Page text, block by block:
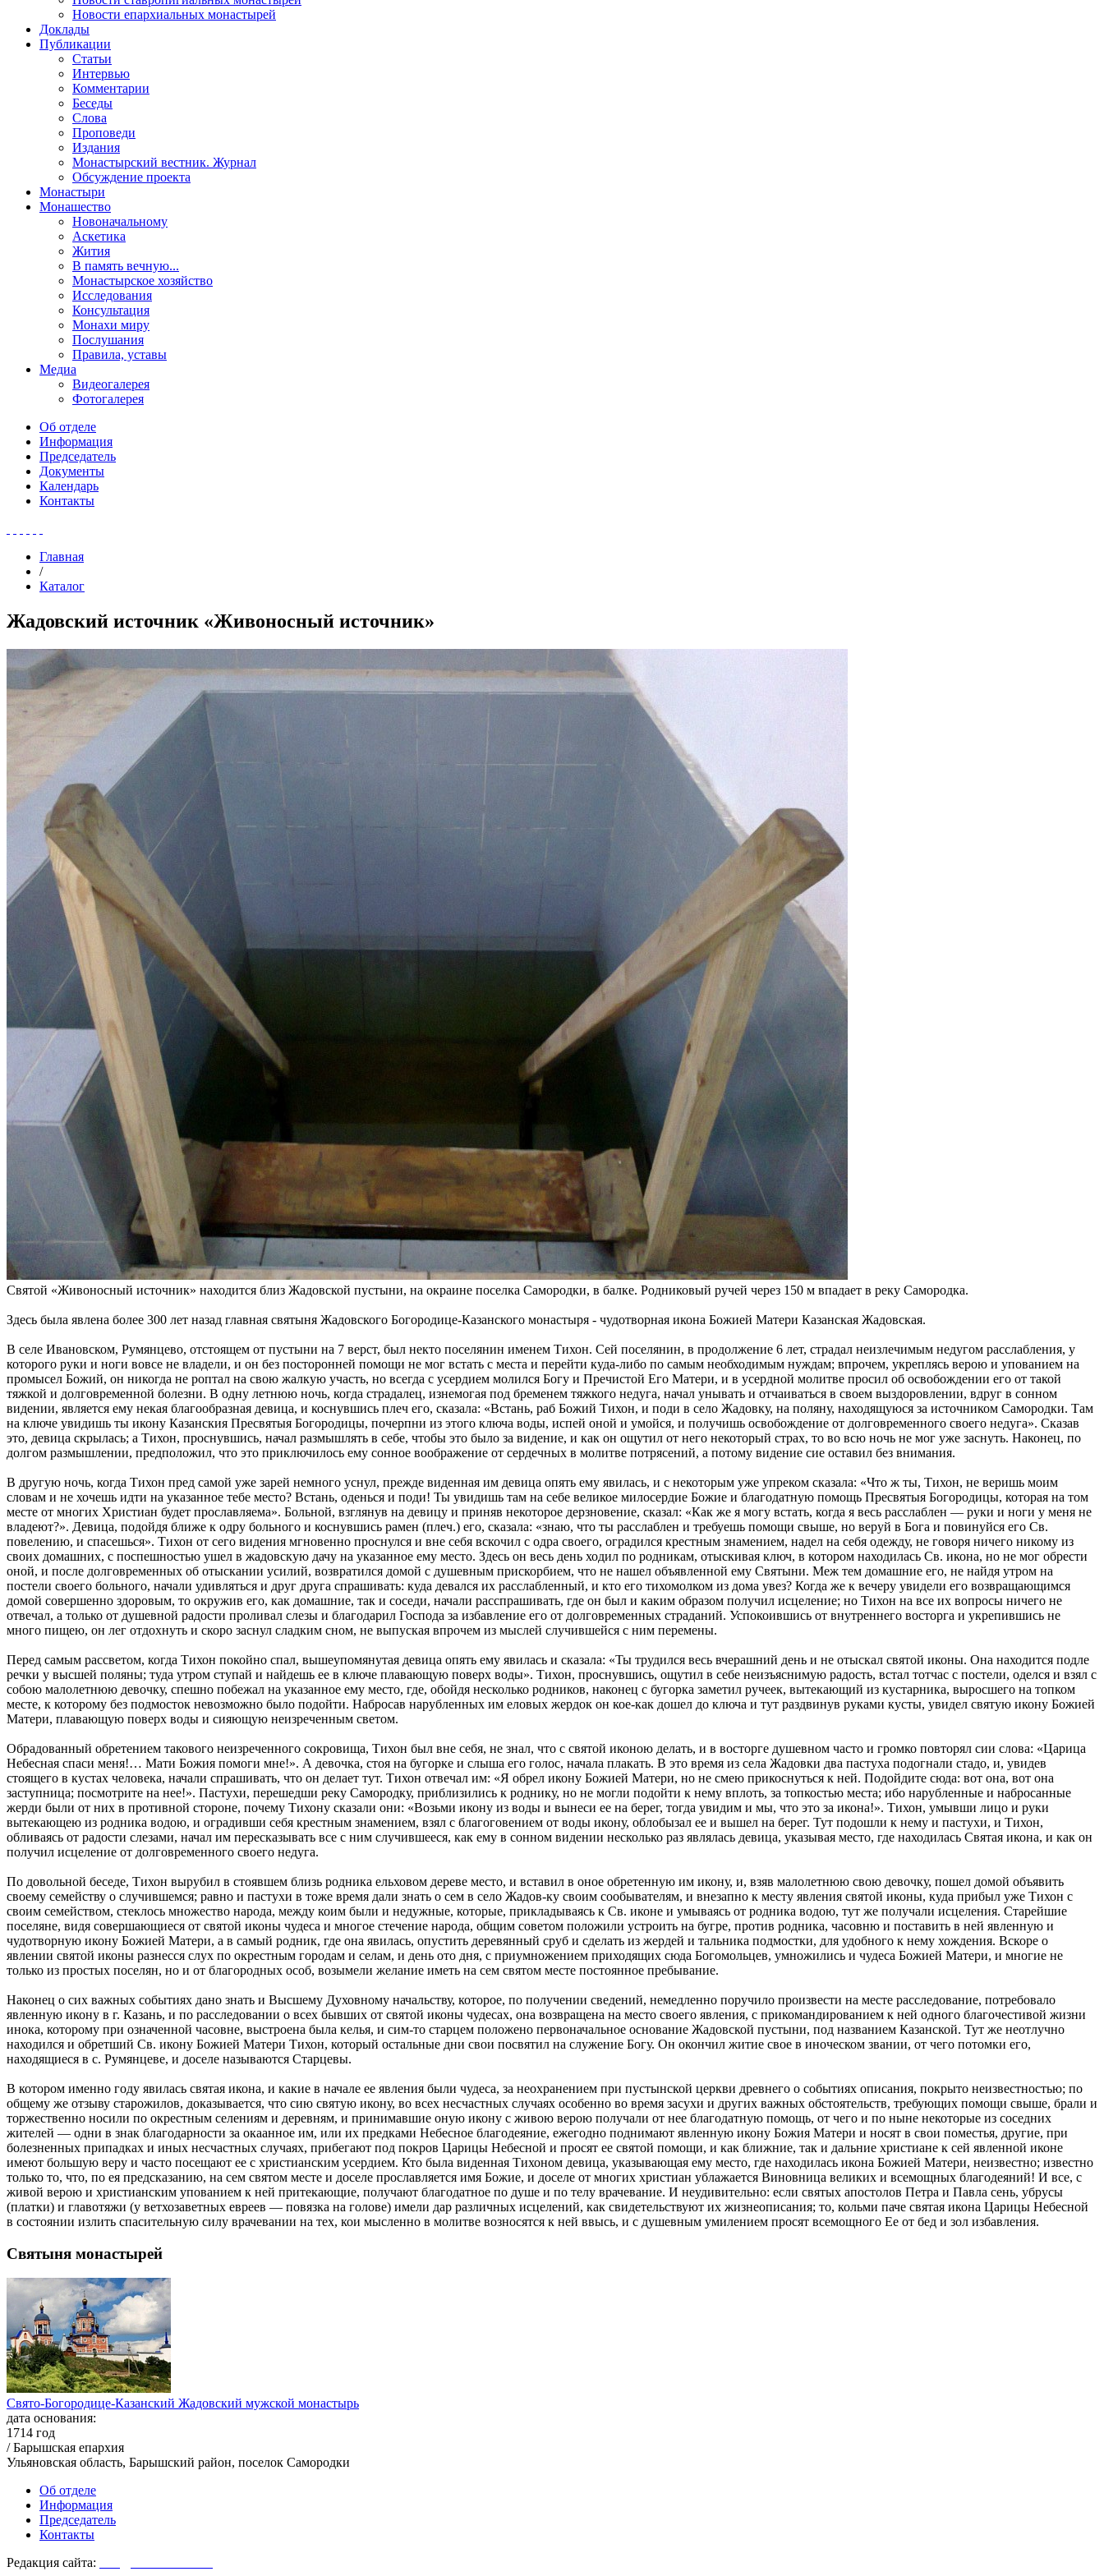
Новости епархиальных монастырей
Доклады
Публикации
Статьи
Интервью
Комментарии
Беседы
Слова
Проповеди
Издания
Монастырский вестник. Журнал
Обсуждение проекта
Монастыри
Монашество
Новоначальному
Аскетика
Жития
В память вечную...
Монастырское хозяйство
Исследования
Консультация
Монахи миру
Послушания
Правила, уставы
Медиа
Видеогалерея
Фотогалерея
Об отделе
Информация
Председатель
Документы
Календарь
Контакты
Главная
/
Каталог
Жадовский источник «Живоносный источник»
Святой «Живоносный источник» находится близ Жадовской пустыни, на окраине поселка Самородки, в балке. Родниковый ручей через 150 м впадает в реку Самородка.
Здесь была явлена более 300 лет назад главная святыня Жадовского Богородице-Казанского монастыря - чудотворная икона Божией Матери Казанская Жадовская.
В селе Ивановском, Румянцево, отстоящем от пустыни на 7 верст, был некто поселянин именем Тихон. Сей поселянин, в продолжение 6 лет, страдал неизлечимым недугом расслабления, у
которого руки и ноги вовсе не владели, и он без посторонней помощи не мог встать с места и перейти куда-либо по самым необходимым нуждам; впрочем, укреплясь верою и упованием на
промысел Божий, он никогда не роптал на свою жалкую участь, но всегда с усердием молился Богу и Пречистой Его Матери, и в усердной молитве просил об освобождении его от такой
тяжкой и долговременной болезни. В одну летнюю ночь, когда страдалец, изнемогая под бременем тяжкого недуга, начал унывать и отчаиваться в своем выздоровлении, вдруг в сонном
видении, является ему некая благообразная девица, и коснувшись плеч его, сказала: «Встань, раб Божий Тихон, и поди в село Жадовку, на поляну, находящуюся за источником Самородки. Там
на ключе увидишь ты икону Казанския Пресвятыя Богородицы, почерпни из этого ключа воды, испей оной и умойся, и получишь освобождение от долговременного своего недуга». Сказав
это, девица скрылась; а Тихон, проснувшись, начал размышлять в себе, чтобы это было за видение, и как он ощутил от него некоторый страх, то во всю ночь не мог уже заснуть. Наконец, по
долгом размышлении, предположил, что это приключилось ему сонное воображение от сердечных в молитве потрясений, а потому видение сие оставил без внимания.
В другую ночь, когда Тихон пред самой уже зарей немного уснул, прежде виденная им девица опять ему явилась, и с некоторым уже упреком сказала: «Что ж ты, Тихон, не веришь моим
словам и не хочешь идти на указанное тебе место? Встань, оденься и поди! Ты увидишь там на себе великое милосердие Божие и благодатную помощь Пресвятыя Богородицы, которая на том
месте от многих Христиан будет прославляема». Больной, взглянув на девицу и приняв некоторое дерзновение, сказал: «Как же я могу встать, когда я весь расслаблен — руки и ноги у меня не
владеют?». Девица, подойдя ближе к одру больного и коснувшись рамен (плеч.) его, сказала: «знаю, что ты расслаблен и требуешь помощи свыше, но веруй в Бога и повинуйся его Св.
повелению, и спасешься». Тихон от сего видения мгновенно проснулся и вне себя вскочил с одра своего, оградился крестным знамением, надел на себя одежду, не говоря ничего никому из
своих домашних, с поспешностью ушел в жадовскую дачу на указанное ему место. Здесь он весь день ходил по родникам, отыскивая ключ, в котором находилась Св. икона, но не мог обрести
оной, и после долговременных об отыскании усилий, возвратился домой с душевным прискорбием, что не нашел объявленной ему Святыни. Меж тем домашние его, не найдя утром на
постели своего больного, начали удивляться и друг друга спрашивать: куда девался их расслабленный, и кто его тихомолком из дома увез? Когда же к вечеру увидели его возвращающимся
домой совершенно здоровым, то окружив его, как домашние, так и соседи, начали расспрашивать, где он был и каким образом получил исцеление; но Тихон на все их вопросы ничего не
отвечал, а только от душевной радости проливал слезы и благодарил Господа за избавление его от долговременных страданий. Успокоившись от внутреннего восторга и укрепившись не
много пищею, он лег отдохнуть и скоро заснул сладким сном, не выпуская впрочем из мыслей случившейся с ним перемены.
Перед самым рассветом, когда Тихон покойно спал, вышеупомянутая девица опять ему явилась и сказала: «Ты трудился весь вчерашний день и не отыскал святой иконы. Она находится подле
речки у высшей поляны; туда утром ступай и найдешь ее в ключе плавающую поверх воды». Тихон, проснувшись, ощутил в себе неизъяснимую радость, встал тотчас с постели, оделся и взял с
собою малолетнюю девочку, спешно побежал на указанное ему место, где, обойдя несколько родников, наконец с бугорка заметил ручеек, вытекающий из кустарника, выросшего на топком
месте, к которому без подмосток невозможно было подойти. Набросав нарубленных им еловых жердок он кое-как дошел до ключа и тут раздвинув руками кусты, увидел святую икону Божией
Матери, плавающую поверх воды и сияющую неизреченным светом.
Обрадованный обретением такового неизреченного сокровища, Тихон был вне себя, не знал, что с святой иконою делать, и в восторге душевном часто и громко повторял сии слова: «Царица
Небесная спаси меня!… Мати Божия помоги мне!». А девочка, стоя на бугорке и слыша его голос, начала плакать. В это время из села Жадовки два пастуха подогнали стадо, и, увидев
стоящего в кустах человека, начали спрашивать, что он делает тут. Тихон отвечал им: «Я обрел икону Божией Матери, но не смею прикоснуться к ней. Подойдите сюда: вот она, вот она
заступница; посмотрите на нее!». Пастухи, перешедши реку Самородку, приблизились к роднику, но не могли подойти к нему вплоть, за топкостью места; ибо нарубленные и набросанные
жерди были от них в противной стороне, почему Тихону сказали они: «Возьми икону из воды и вынеси ее на берег, тогда увидим и мы, что это за икона!». Тихон, умывши лицо и руки
вытекающею из родника водою, и оградивши себя крестным знамением, взял с благоговением от воды икону, облобызал ее и вышел на берег. Тут подошли к нему и пастухи, и Тихон,
обливаясь от радости слезами, начал им пересказывать все с ним случившееся, как ему в сонном видении несколько раз являлась девица, указывая место, где находилась Святая икона, и как он
получил исцеление от долговременного своего недуга.
По довольной беседе, Тихон вырубил в стоявшем близь родника ельховом дереве место, и вставил в оное обретенную им икону, и, взяв малолетнюю свою девочку, пошел домой объявить
своему семейству о случившемся; равно и пастухи в тоже время дали знать о сем в село Жадов-ку своим сообывателям, и внезапно к месту явления святой иконы, куда прибыл уже Тихон с
своим семейством, стеклось множество народа, между коим были и недужные, которые, прикладываясь к Св. иконе и умываясь от родника водою, тут же получали исцеления. Старейшие
поселяне, видя совершающиеся от святой иконы чудеса и многое стечение народа, общим советом положили устроить на бугре, против родника, часовню и поставить в ней явленную и
чудотворную икону Божией Матери, а в самый родник, где она явилась, опустить деревянный сруб и сделать из жердей и тальника подмостки, для удобного к нему хождения. Вскоре о
явлении святой иконы разнесся слух по окрестным городам и селам, и день ото дня, с приумножением приходящих сюда Богомольцев, умножились и чудеса Божией Матери, и многие не
только из простых поселян, но и от благородных особ, возымели желание иметь на сем святом месте постоянное пребывание.
Наконец о сих важных событиях дано знать и Высшему Духовному начальству, которое, по получении сведений, немедленно поручило произвести на месте расследование, потребовало
явленную икону в г. Казань, и по расследовании о всех бывших от святой иконы чудесах, она возвращена на место своего явления, с прикомандированием к ней одного благочестивой жизни
инока, которому при означенной часовне, выстроена была келья, и сим-то старцем положено первоначальное основание Жадовской пустыни, под названием Казанской. Тут же неотлучно
находился и обретший Св. икону Божией Матери Тихон, который остальные дни свои посвятил на служение Богу. Он окончил житие свое в иноческом звании, от чего потомки его,
находящиеся в с. Румянцеве, и доселе называются Старцевы.
В котором именно году явилась святая икона, и какие в начале ее явления были чудеса, за неохранением при пустынской церкви древнего о событиях описания, покрыто неизвестностью; по
общему же отзыву старожилов, доказывается, что сию святую икону, во всех несчастных случаях особенно во время засухи и других важных обстоятельств, требующих помощи свыше, брали и
торжественно носили по окрестным селениям и деревням, и принимавшие оную икону с живою верою получали от нее благодатную помощь, от чего и по ныне некоторые из соседних
жителей — одни в знак благодарности за окаанное им, или их предками Небесное благодеяние, ежегодно поднимают явленную икону Божия Матери и носят в свои поместья, другие, при
болезненных припадках и иных несчастных случаях, прибегают под покров Царицы Небесной и просят ее святой помощи, и как ближние, так и дальние христиане к сей явленной иконе
имеют большую веру и часто посещают ее с христианским усердием. Кто была виденная Тихоном девица, указывающая ему место, где находилась икона Божией Матери, неизвестно; известно
только то, что, по ея предсказанию, на сем святом месте и доселе прославляется имя Божие, и доселе от многих христиан ублажается Виновница великих и всемощных благодеяний! И все, с
живой верою и христианским упованием к ней притекающие, получают благодатное по душе и по телу врачевание. И неудивительно: если святых апостолов Петра и Павла сень, убрусы
(платки) и главотяжи (у ветхозаветных евреев — повязка на голове) имели дар различных исцелений, как свидетельствуют их жизнеописания; то, кольми паче святая икона Царицы Небесной
в состоянии излить спасительную силу врачевании на тех, кои мысленно в молитве возносятся к ней ввысь, и с душевным умилением просят всемощного Ее от бед и зол избавления.
Святыня монастырей
Свято-Богородице-Казанский Жадовский мужской монастырь
дата основания:
1714 год
/ Барышская епархия
Ульяновская область, Барышский район, поселок Самородки
Об отделе
Информация
Председатель
Контакты
Редакция сайта: